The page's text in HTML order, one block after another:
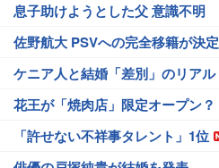
息子助けようとした父 意識不明
佐野航大 PSVへの完全移籍が決定
ケニア人と結婚「差別」のリアル
花王が「焼肉店」限定オープン？
「許せない不祥事タレント」1位